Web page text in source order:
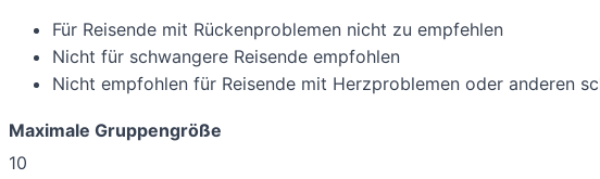
Für Reisende mit Rückenproblemen nicht zu empfehlen
Nicht für schwangere Reisende empfohlen
Nicht empfohlen für Reisende mit Herzproblemen oder anderen
Maximale Gruppengröße
10